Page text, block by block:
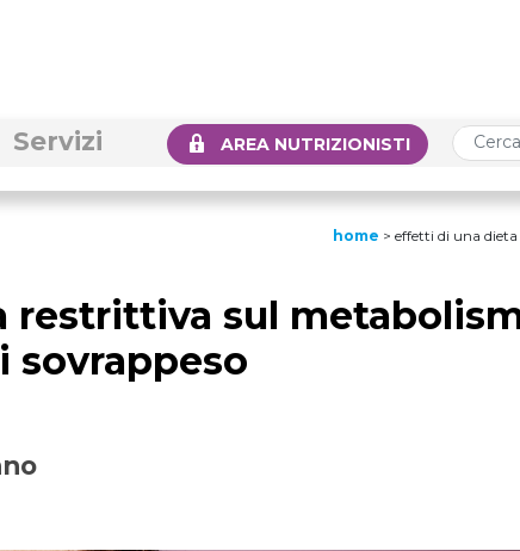
Servizi AREA NUTRIZIONISTI
home > effetti di una
restrittiva sul